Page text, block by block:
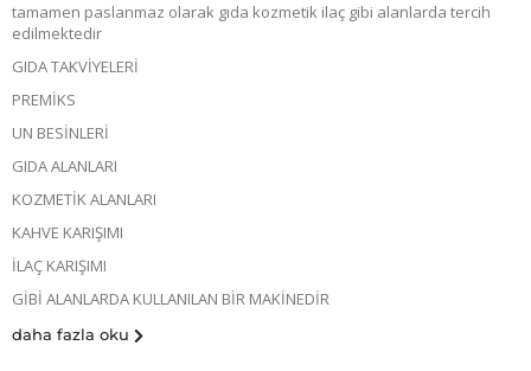
tamamen paslanmaz olarak gıda kozmetik ilaç gibi alanlarda tercih
edilmektedir
GIDA TAKVİYELERİ
PREMİKS
UN BESİNLERİ
GIDA ALANLARI
KOZMETİK ALANLARI
KAHVE KARIŞIMI
İLAÇ KARIŞIMI
GİBİ ALANLARDA KULLANILAN BİR MAKİNEDİR
daha fazla oku